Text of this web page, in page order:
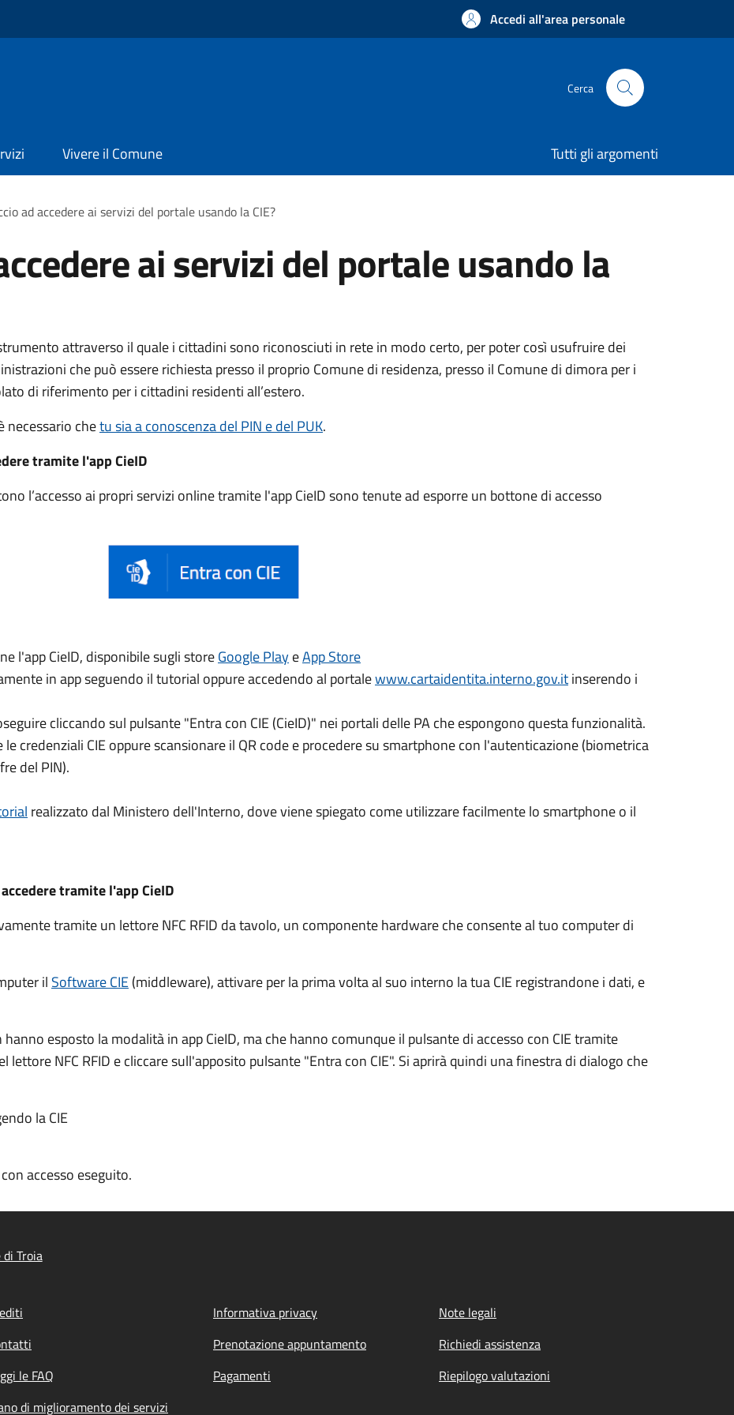
Accedi all'area personale
Cerca
Vivere il Comune Tutti gli argomenti
ad accedere ai servizi del portale usando la CIE?
ai servizi del portale usando la
attraverso il quale i cittadini sono riconosciuti in rete in modo certo, per poter così usufruire dei
che può essererichiesta presso il proprio Comune di residenza, presso il Comune di dimora per i
di riferimento per i cittadini residenti all’estero.
necessario chetu sia a conoscenza del PIN e del PUK.
tramite l'app CieID
l’accesso ai propri servizi online tramite l'app CieID sono tenute ad esporre un bottone di accesso
l'app CieID, disponibile sugli storeGoogle PlayeApp Store
in app seguendo il tutorial oppure accedendo al portalewww.cartaidentita.interno.gov.itinserendo i
cliccando sul pulsante "Entra con CIE (CieID)" nei portali delle PA che espongono questa funzionalità.
credenziali CIE oppure scansionare il QR code e procedere su smartphone con l'autenticazione (biometrica
del PIN).
realizzato dal Ministero dell'Interno, dove viene spiegato come utilizzare facilmente lo smartphone o il
tramite l'app CieID
tramite un lettore NFC RFID da tavolo, un componente hardware che consente al tuo computer di
il Software CIE(middleware), attivare per la prima volta al suo interno la tua CIE registrandone i dati, e
esposto la modalità in app CieID, ma che hanno comunque il pulsante di accesso con CIE tramite
lettore NFC RFID e cliccare sull'apposito pulsante "Entra con CIE". Si aprirà quindi una finestra di dialogo che
la CIE
accesso eseguito.
di Troia
Informativa privacy
Note legali
Prenotazione appuntamento
Richiedi assistenza
le FAQ Pagamenti
Riepilogo valutazioni
di miglioramento dei servizi